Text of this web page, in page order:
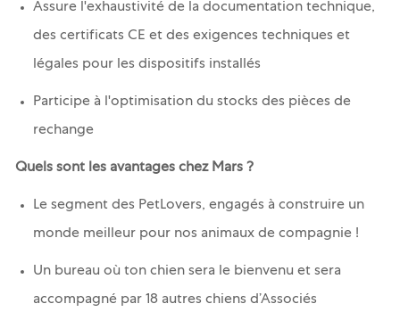
Assure l'exhaustivité de la documentation technique,
des certificats CE et des exigences techniques et
légales pour les dispositifs installés
Participe à l'optimisation du stocks des pièces de
rechange
Quels sont les avantages chez Mars ?
Le segment des PetLovers, engagés à construire un
monde meilleur pour nos animaux de compagnie !
Un bureau où ton chien sera le bienvenu et sera
accompagné par 18 autres chiens d’Associés